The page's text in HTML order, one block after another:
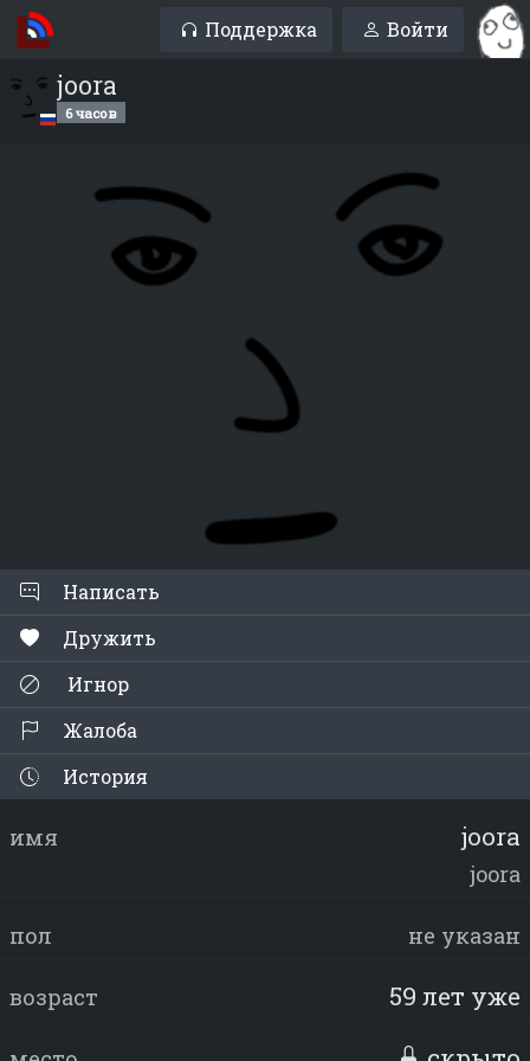
Поддержка Войти
joora
6 часов
Написать
Дружить
Игнор
Жалоба
История
имя joora
joora
пол не указан
возраст 59 лет уже